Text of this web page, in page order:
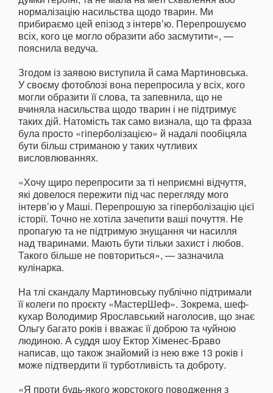
нормалізацію насильства щодо тварин. Ми
прибираємо цей епізод з інтервʼю. Перепрошуємо
всіх, кого це могло образити або засмутити», —
пояснила ведуча.
Згодом із заявою виступила й сама Мартиновська.
У своєму фотоблозі вона перепросила у всіх, кого
могли образити її слова, та запевнила, що не
вчиняла насильства щодо тварин і не підтримує
таких дій. Натомість так само визнала, що та фраза
була просто «гіперболізацією» й надалі пообіцяла
бути більш стриманою у таких чутливих
висловлюваннях.
«Хочу щиро перепросити за ті неприємні відчуття,
які довелося пережити під час перегляду мого
інтерв’ю у Маші. Перепрошую за гіперболізацію цієї
історії. Точно не хотіла зачепити ваші почуття. Не
пропагую та не підтримую знущання чи насилля
над тваринами. Мають бути тільки захист і любов.
Такого більше не повториться», — зазначила
кулінарка.
На тлі скандалу Мартиновську публічно підтримали
її колеги по проєкту «МастерШеф». Зокрема, шеф-
кухар Володимир Ярославський наголосив, що знає
Ольгу багато років і вважає її доброю та чуйною
людиною. А суддя шоу Ектор Хіменес-Браво
написав, що також знайомий із нею вже 13 років і
може підтвердити її турботливість та доброту.
«Я проти будь-якого жорстокого поводження з